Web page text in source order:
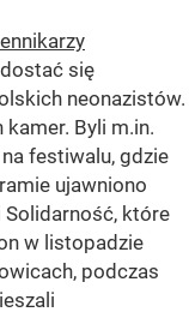
się
neonazistów.
Byli m.in.
festiwalu, gdzie
ujawniono
Solidarność, które
w listopadzie
podczas